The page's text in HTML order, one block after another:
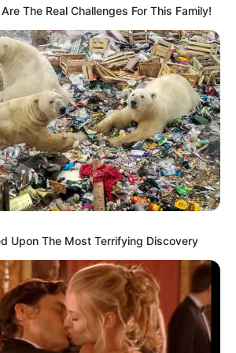
del arresto comenzó a
pólvora digital, saturando
tendencias de TikTok, los
de Facebook y los hilos de
seguridad en X en cuestión de
plena luz del día, el entorno
donde la sospechosa
jugada se convirtió en el
despliegue operativo masivo,
patrullas oficiales de la policía
irrumpieron quemando llanta
encendidas a todo lo que dan
el perímetro y evitar
de fuga.
The Real Challenges For This Family!
Upon The Most Terrifying Discovery